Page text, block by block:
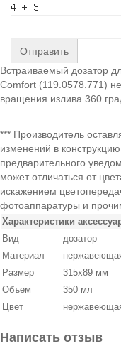
Отправить
Встраиваемый дозатор
Comfort (119.0578.771)
вращения излива 360
*** Производитель
изменений в
предварительного
может отличаться от
искажением
фотоаппаратуры и
Характеристики
Вид
дозатор
Материал
Размер
315х89 мм
Объем
350 мл
Цвет
Написать отзыв